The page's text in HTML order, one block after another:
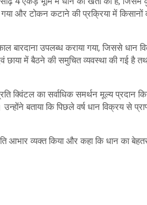
और टोकन कटाने की प्रक्रिया में किसानों
बारदाना उपलब्ध कराया गया, जिससे धान
में बैठने की समुचित व्यवस्था की गई है
क्विंटल का सर्वाधिक समर्थन मूल्य प्रदान
बताया कि पिछले वर्ष धान विक्रय से
आभार व्यक्त किया और कहा कि धान का